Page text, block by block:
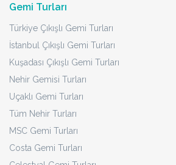
Gemi Turları
Türkiye Çıkışlı Gemi Turları
İstanbul Çıkışlı Gemi Turları
Kuşadası Çıkışlı Gemi Turları
Nehir Gemisi Turları
Uçaklı Gemi Turları
Tüm Nehir Turları
MSC Gemi Turları
Costa Gemi Turları